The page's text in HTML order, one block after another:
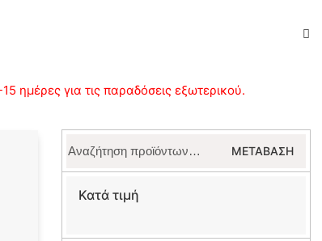
ημέρες για τις παραδόσεις εξωτερικού.
για:
ΜΕΤΆΒΑΣΗ
Κατά τιμή